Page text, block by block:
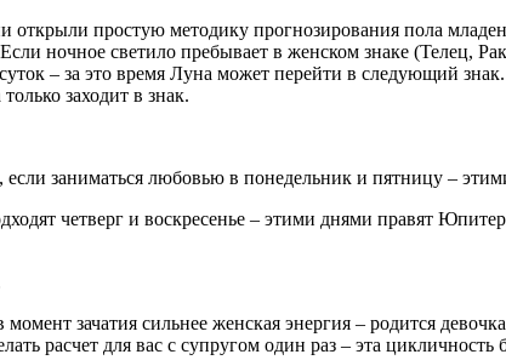
открыли простую методику прогнозирования пола
ночное светило пребывает в женском знаке (Телец,
– за это время Луна может перейти в следующий
заходит в знак.
если заниматься любовью в понедельник и пятницу –
четверг и воскресенье – этими днями правят
зачатия сильнее женская энергия – родится
расчет для вас с супругом один раз – эта цикличность